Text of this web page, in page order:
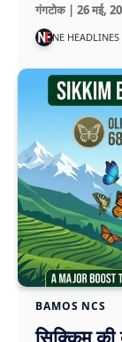
गंगटोक | 26 मई,
NE HEADLINES
BAMOS NCS
सिक्किम की